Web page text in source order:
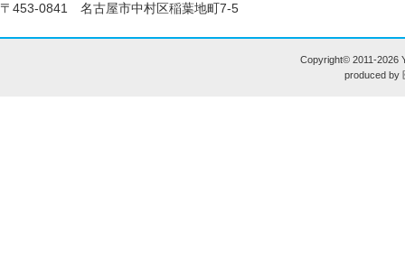
〒453-0841 名古屋市中村区稲葉地町7-5
Copyright© 2011-2026
produced by